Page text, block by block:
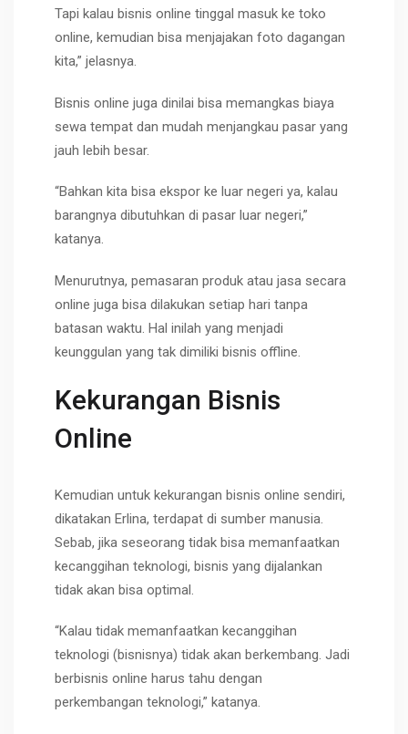
Tapi kalau bisnis online tinggal masuk ke toko
online, kemudian bisa menjajakan foto dagangan
kita,” jelasnya.
Bisnis online juga dinilai bisa memangkas biaya
sewa tempat dan mudah menjangkau pasar yang
jauh lebih besar.
“Bahkan kita bisa ekspor ke luar negeri ya, kalau
barangnya dibutuhkan di pasar luar negeri,”
katanya.
Menurutnya, pemasaran produk atau jasa secara
online juga bisa dilakukan setiap hari tanpa
batasan waktu. Hal inilah yang menjadi
keunggulan yang tak dimiliki bisnis offline.
Kekurangan Bisnis
Online
Kemudian untuk kekurangan bisnis online sendiri,
dikatakan Erlina, terdapat di sumber manusia.
Sebab, jika seseorang tidak bisa memanfaatkan
kecanggihan teknologi, bisnis yang dijalankan
tidak akan bisa optimal.
“Kalau tidak memanfaatkan kecanggihan
teknologi (bisnisnya) tidak akan berkembang. Jadi
berbisnis online harus tahu dengan
perkembangan teknologi,” katanya.